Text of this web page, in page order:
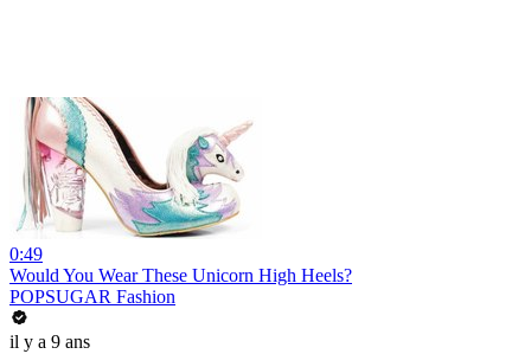
0:49
Would You Wear These Unicorn High Heels?
POPSUGAR Fashion
il y a 9 ans